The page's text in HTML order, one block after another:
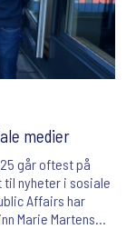
medier
går oftest på
nyheter i sosiale
Affairs har
Marie Martens